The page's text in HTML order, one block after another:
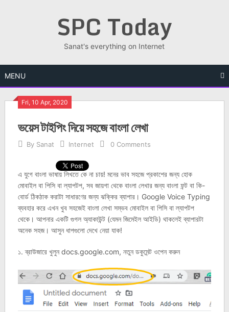
SPC Today
Sanat's everything on Internet
MENU
Fri, 10 Apr, 2020
ভয়েস টাইপিং দিয়ে সহজে বাংলা লেখা
By Sanat Internet 0 Comments
এ যুগে বাংলা ভাষায় লিখতে কে না চায়! মনের ভাব সহজে প্রকাশের জন্য হোক
মোবাইল বা পিসি বা ল্যাপটপ, সব জায়গা থেকে বাংলা লেখার জন্য বাংলা ফন্ট বা কি-
বোর্ড ঠিকঠাক করাটা সাধারণের জন্য ঝক্কির ব্যাপার। Google Voice Typing
ব্যবহার করে এখন খুব সহজেই বাংলা লেখা সম্ভব মোবাইল বা পিসি বা ল্যাপটপ
থেকে। আপনার একটি গুগল অ্যাকাউন্ট (যেমন জিমেইল আইডি) থাকলেই ব্যাপারটা
অনেক সহজ। আসুন ধাপগুলো দেখে নেয়া যাক!
১. ব্রাউজারে খুলুন docs.google.com, নতুন ডকুমেন্ট ওপেন করুন